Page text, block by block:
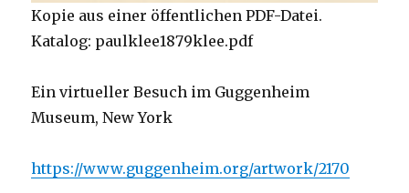
Kopie aus einer öffentlichen PDF-Datei.
Katalog: paulklee1879klee.pdf
Ein virtueller Besuch im Guggenheim
Museum, New York
https://www.guggenheim.org/artwork/2170